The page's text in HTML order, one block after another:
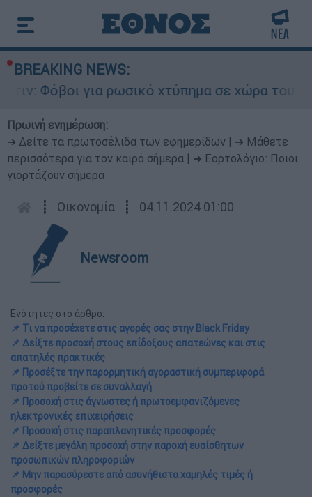
BREAKING NEWS:
για ρωσικό χτύπημα σε χώρα του ΝΑΤΟ -
Πρωινή ενημέρωση:
➔ Δείτε τα πρωτοσέλιδα των εφημερίδων
➔ Μάθετε
περισσότερα για τον καιρό σήμερα
➔ Εορτολόγιο: Ποιοι
γιορτάζουν σήμερα
┋ Οικονομία ┋ 04.11.2024 01:00
Newsroom
Ενότητες στο άρθρο:
📌 Τι να προσέχετε στις αγορές σας στην Black Friday
📌 Δείξτε προσοχή στους επίδοξους απατεώνες και στις
απατηλές πρακτικές
📌 Προσέξτε την παρορμητική αγοραστική συμπεριφορά
προτού προβείτε σε συναλλαγή
📌 Προσοχή στις άγνωστες ή πρωτοεμφανιζόμενες
ηλεκτρονικές επιχειρήσεις
📌 Προσοχή στις παραπλανητικές προσφορές
📌 Δείξτε μεγάλη προσοχή στην παροχή ευαίσθητων
προσωπικών πληροφοριών
📌 Μην παρασύρεστε από ασυνήθιστα χαμηλές τιμές ή
προσφορές